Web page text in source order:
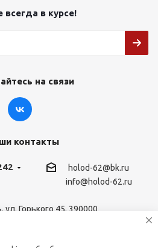
всегда в курсе!
на связи
контакты
holod-62@bk.ru
info@holod-62.ru
ул. Горького 45, 390000